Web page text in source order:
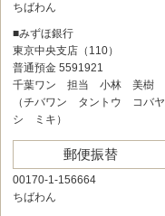
ちばわん
■みずほ銀行
東京中央支店（110）
普通預金 5591921
千葉ワン 担当 小林 美樹
（チバワン タントウ コバヤ
シ ミキ）
郵便振替
00170-1-156664
ちばわん